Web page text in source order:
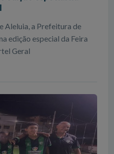
Aleluia, a Prefeitura de
edição especial da Feira
Geral